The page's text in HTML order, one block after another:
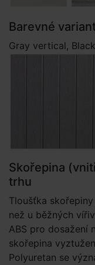
Barevné
Gray vertical,
Skořepina
trhu
Tloušťka
než u běžných
ABS pro dosažení
skořepina
Polyuretan se